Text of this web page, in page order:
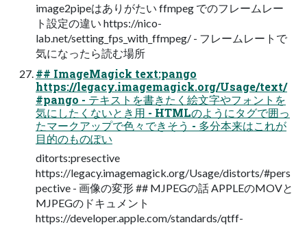
image2pipeはありがたい ffmpeg でのフレームレー
ト設定の違い https://nico-
lab.net/setting_fps_with_ffmpeg/ - フレームレートで
気になったら読む場所
## ImageMagick text:pango
https://legacy.imagemagick.org/Usage/text/
#pango - テキストを書きたく絵文字やフォントを
気にしたくないとき用 - HTMLのようにタグで囲っ
たマークアップで色々できそう - 多分本来はこれが
目的のものぽい
ditorts:presective
https://legacy.imagemagick.org/Usage/distorts/#pers
pective - 画像の変形 ## MJPEGの話 APPLEのMOVと
MJPEGのドキュメント
https://developer.apple.com/standards/qtff-